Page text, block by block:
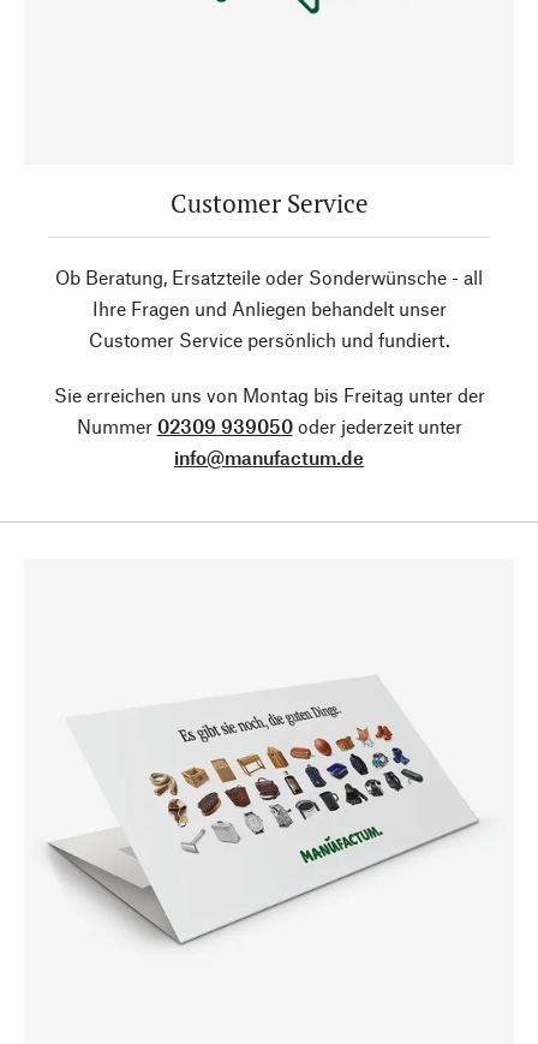
Customer Service
Ob Beratung, Ersatzteile oder Sonderwünsche - all
Ihre Fragen und Anliegen behandelt unser
Customer Service persönlich und fundiert.
Sie erreichen uns von Montag bis Freitag unter der
Nummer 02309 939050oder jederzeit unter
info@manufactum.de